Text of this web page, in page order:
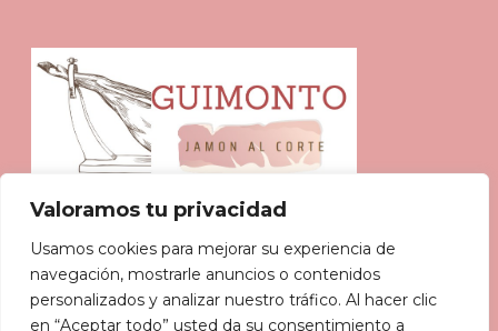
Valoramos tu privacidad
Usamos cookies para mejorar su experiencia de
navegación, mostrarle anuncios o contenidos
personalizados y analizar nuestro tráfico. Al hacer clic
en “Aceptar todo” usted da su consentimiento a
L-V 9:00-20:00
604 876 105